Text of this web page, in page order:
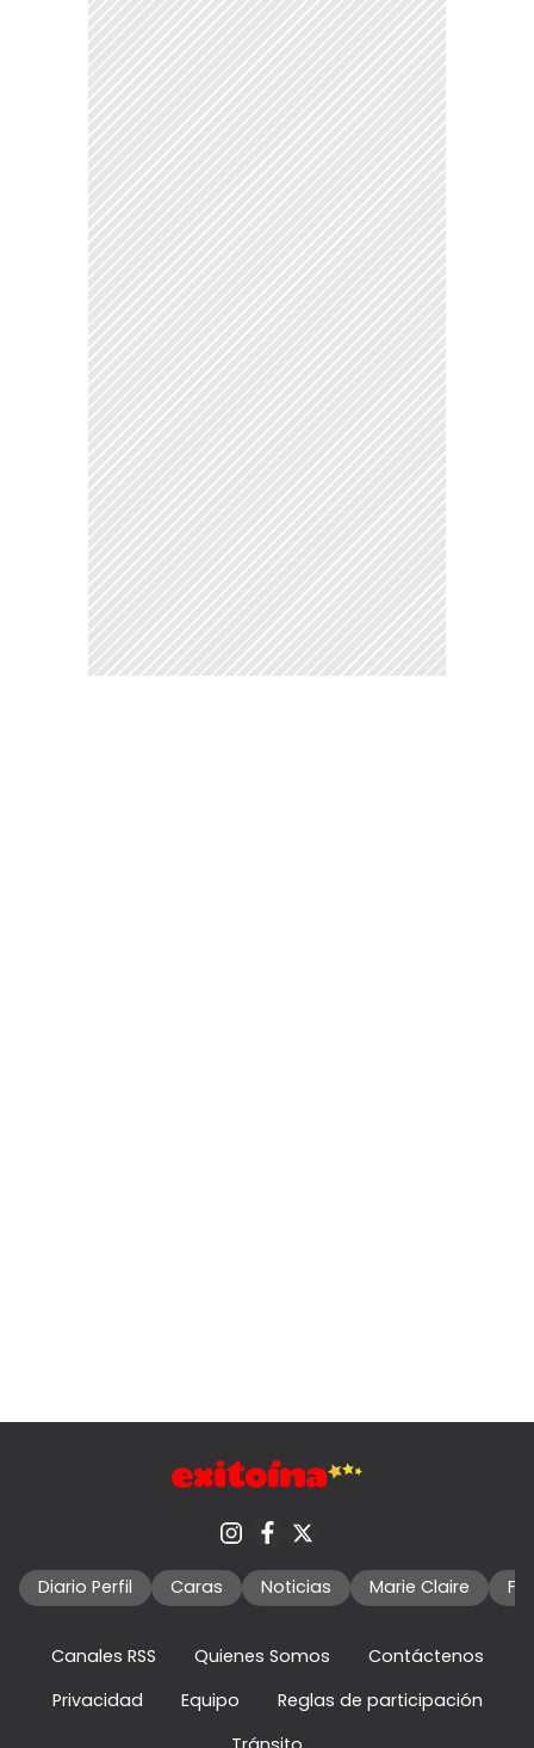
Diario Perfil Caras Noticias Marie Claire
Canales RSS Quienes Somos
Contáctenos
Privacidad
Equipo
Reglas de participación